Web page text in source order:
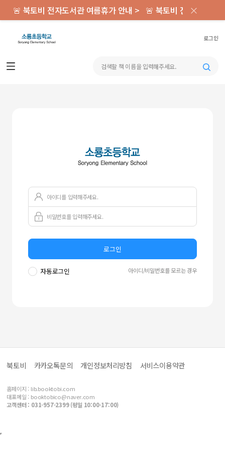
로그인
🚨 북토비 전자도서관 여름휴가 안내 > 🚨 북토비 전자도서관
×
로그인
자동로그인 아이디/비밀번호를 모르는 경우
북토비 카카오톡문의 개인정보처리방침 서비스이용약관
홈페이지 : lib.booktobi.com
대표메일 : booktobico@naver.com
고객센터 : 031-957-2399 (평일 10:00-17:00)